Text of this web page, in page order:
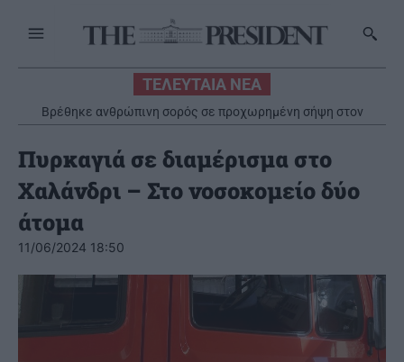
ΤΕΛΕΥΤΑΙΑ ΝΕΑ
Η Ρωσία δηλώνει ότι έπληξε πλοίο με όπλα για την Ουκρανία
ανοιχτά της Οδησσού
Πυρκαγιά σε διαμέρισμα στο
Χαλάνδρι – Στο νοσοκομείο δύο
άτομα
11/06/2024 18:50